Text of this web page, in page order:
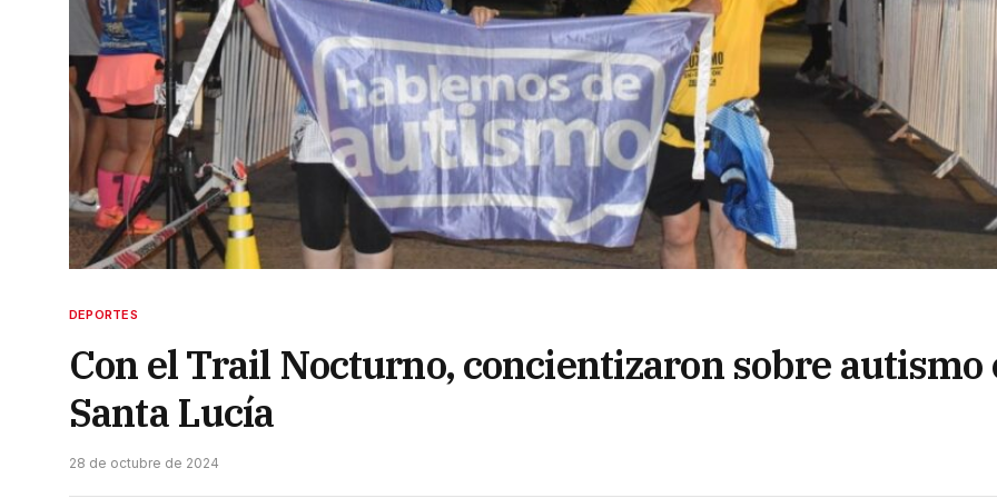
DEPORTES
Con el Trail Nocturno, concientizaron sobre autismo
Santa Lucía
28 de octubre de 2024